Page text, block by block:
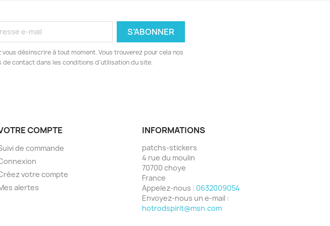
vous désinscrire à tout moment. Vous trouverez pour cela nos
de contact dans les conditions d'utilisation du site.
COMPTE
de commande
votre compte
alertes
INFORMATIONS
patchs-stickers
4 rue du moulin
70700 choye
France
Appelez-nous : 0632009054
Envoyez-nous un e-mail :
hotrodspirit@msn.com